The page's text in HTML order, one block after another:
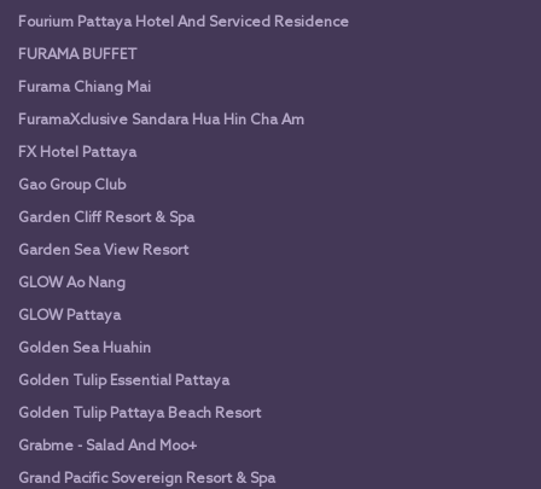
Fourium Pattaya Hotel And Serviced Residence
FURAMA BUFFET
Furama Chiang Mai
FuramaXclusive Sandara Hua Hin Cha Am
FX Hotel Pattaya
Gao Group Club
Garden Cliff Resort & Spa
Garden Sea View Resort
GLOW Ao Nang
GLOW Pattaya
Golden Sea Huahin
Golden Tulip Essential Pattaya
Golden Tulip Pattaya Beach Resort
Grabme - Salad And Moo+
Grand Pacific Sovereign Resort & Spa